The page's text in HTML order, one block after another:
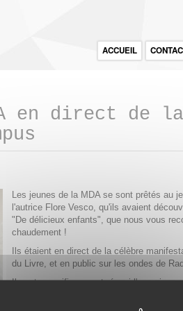
ACCUEIL
en direct de la
Les jeunes de la MDA se sont prêtés au
l'autrice Flore Vesco, qu'ils avaient
"De délicieux enfants", que nous vous
chaudement !
Ils étaient en direct de la célèbre
du Livre, et en public sur les ondes de
Ils ont magnifiquement réussi l'exercice